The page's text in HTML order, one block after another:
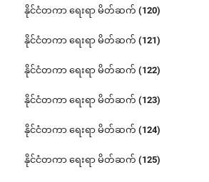
နိုင်ငံတကာ ရေးရာ မိတ်ဆက် (120)
နိုင်ငံတကာ ရေးရာ မိတ်ဆက် (121)
နိုင်ငံတကာ ရေးရာ မိတ်ဆက် (122)
နိုင်ငံတကာ ရေးရာ မိတ်ဆက် (123)
နိုင်ငံတကာ ရေးရာ မိတ်ဆက် (124)
နိုင်ငံတကာ ရေးရာ မိတ်ဆက် (125)